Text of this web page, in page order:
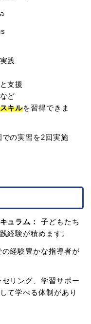
践
支援
ど
キルを習得できま
の実習を2回実施
ュラム：
子どもたち
経験が積めます。
経験豊かな指導者が
セリング、学習サポー
て学べる体制があり